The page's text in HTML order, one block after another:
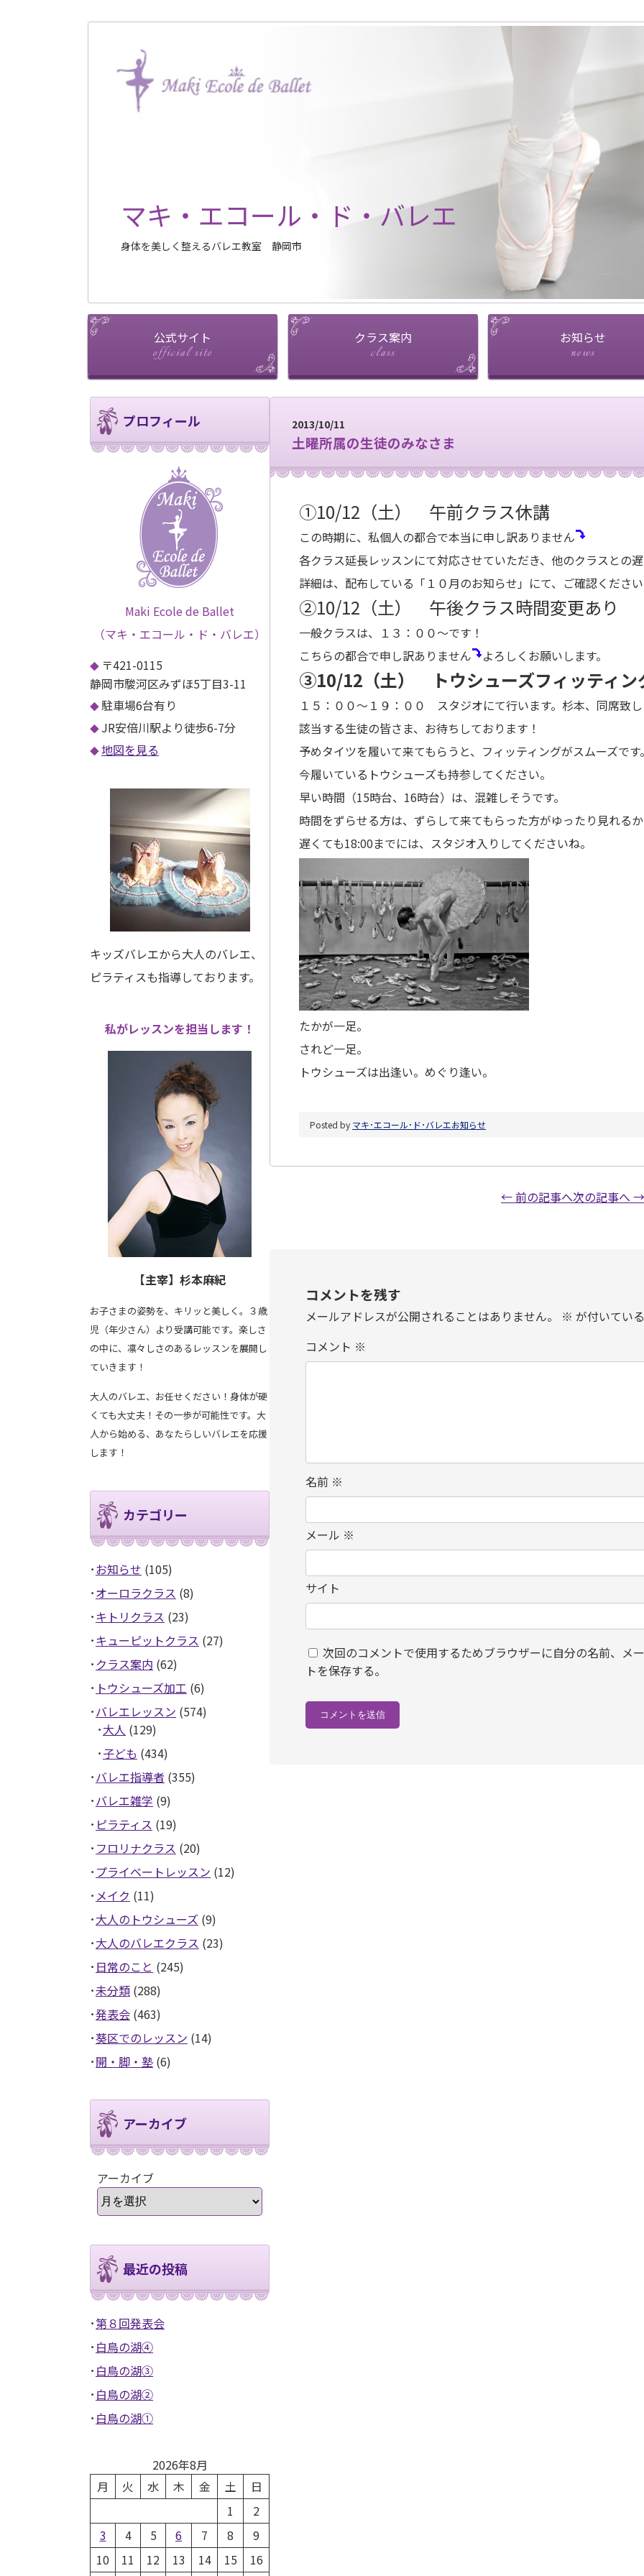
マキ・エコール・ド・バレエ
身体を美しく整えるバレエ教室 静岡市
公式サイト クラス案内 お知らせ
2013/10/11
土曜所属の生徒のみなさま
①10/12（土） 午前クラス休講
この時期に、私個人の都合で本当に申し訳ありません
各クラス延長レッスンにて対応させていただき、他のクラスとの
詳細は、配布している「１０月のお知らせ」にて、ご確認くださ
②10/12（土） 午後クラス時間変更あり
一般クラスは、１３：００～です！
こちらの都合で申し訳ありません
よろしくお願いします。
③10/12（土） トウシューズフィッティン
１５：００～１９：００ スタジオにて行います。杉本、同席致
該当する生徒の皆さま、お待ちしております！
予めタイツを履いて来てもらうと、フィッティングがスムーズです
今履いているトウシューズも持参してください。
早い時間（15時台、16時台）は、混雑しそうです。
時間をずらせる方は、ずらして来てもらった方がゆったり見れる
遅くても18:00までには、スタジオ入りしてくださいね。
たかが一足。
されど一足。
トウシューズは出逢い。めぐり逢い。
Posted by マキ･エコール･ド･バレエお知らせ
← 前の記事へ次の記事へ →
コメントを残す
メールアドレスが公開されることはありません。 ※ が付いてい
コメント ※
名前 ※
メール ※
サイト
次回のコメントで使用するためブラウザーに自分の名前、メ
トを保存する。
プロフィール
Maki Ecole de Ballet
（マキ・エコール・ド・バレエ）
〒421-0115
静岡市駿河区みずほ5丁目3-11
駐車場6台有り
JR安倍川駅より徒歩6-7分
地図を見る
キッズバレエから大人のバレエ、
ピラティスも指導しております。
私がレッスンを担当します！
【主宰】杉本麻紀
お子さまの姿勢を、キリッと美しく。３歳
児（年少さん）より受講可能です。楽しさ
の中に、凛々しさのあるレッスンを展開し
ていきます！
大人のバレエ、お任せください！身体が硬
くても大丈夫！その一歩が可能性です。大
人から始める、あなたらしいバレエを応援
します！
カテゴリー
お知らせ (105)
オーロラクラス (8)
キトリクラス (23)
キューピットクラス (27)
クラス案内 (62)
トウシューズ加工 (6)
バレエレッスン (574)
大人 (129)
子ども (434)
バレエ指導者 (355)
バレエ雑学 (9)
ピラティス (19)
フロリナクラス (20)
プライベートレッスン (12)
メイク (11)
大人のトウシューズ (9)
大人のバレエクラス (23)
日常のこと (245)
未分類 (288)
発表会 (463)
葵区でのレッスン (14)
開・脚・塾 (6)
アーカイブ
アーカイブ
最近の投稿
第８回発表会
白鳥の湖④
白鳥の湖③
白鳥の湖②
白鳥の湖①
2026年8月
月
火 水 木 金 土
日
1
2
3
4 5 6 7 8
9
10
11 12 13 14 15
16